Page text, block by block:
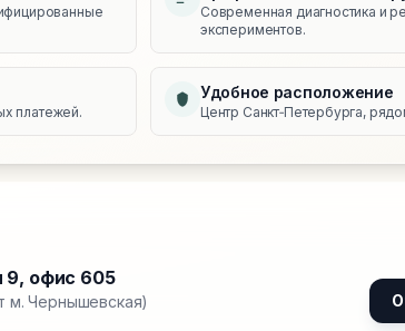
Современная диагностика и
экспериментов.
платежей.
Удобное расположение
Центр Санкт‑Петербурга,
9, офис 605
м. Чернышевская)